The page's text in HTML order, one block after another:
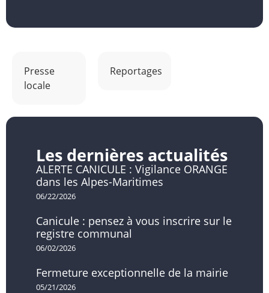
Presse
locale
Reportages
Les dernières actualités
ALERTE CANICULE : Vigilance ORANGE
dans les Alpes-Maritimes
06/22/2026
Canicule : pensez à vous inscrire sur le
registre communal
06/02/2026
Fermeture exceptionnelle de la mairie
05/21/2026